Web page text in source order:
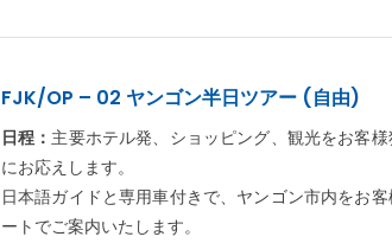
FJK/OP – 02 ヤンゴン半日ツアー (自由)
日程：主要ホテル発、ショッピング、観光をお客
にお応えします。
日本語ガイドと専用車付きで、ヤンゴン市内をお
ートでご案内いたします。